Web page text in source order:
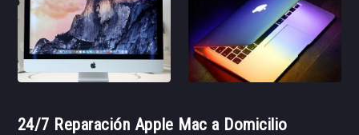
24/7 Reparación Apple Mac a Domicilio